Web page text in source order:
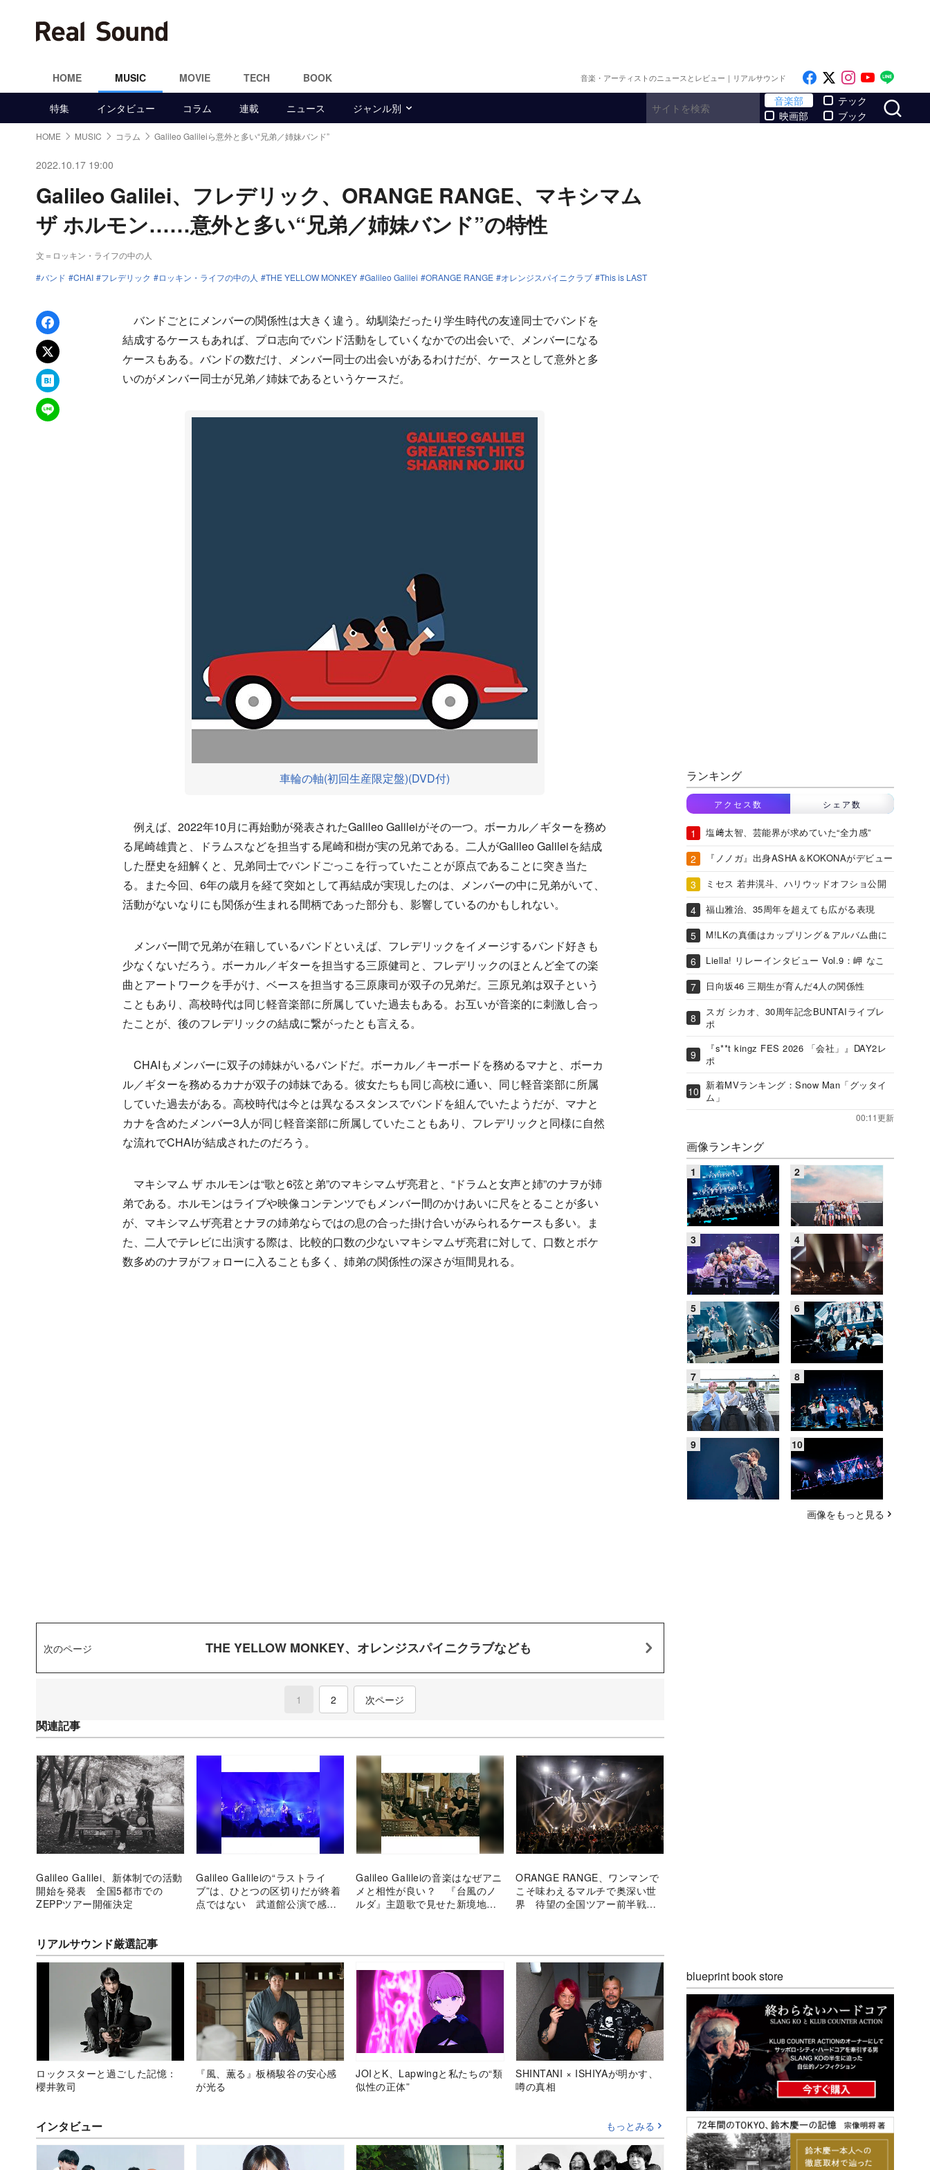
HOME MUSIC MOVIE TECH BOOK 音楽・アーティストのニュースとレビュー｜リアルサウンド Like on Facebook
Follow on x
Follow on
Follow
特集 インタビュー コラム 連載 ニュース ジャンル別
音楽部
映画部
テック
ブック
HOME MUSIC コラム Galileo Galileiら意外と多い“兄弟／姉妹バンド”
2022.10.17 19:00
Galileo Galilei、フレデリック、ORANGE RANGE、マキシマム
ザ ホルモン……意外と多い“兄弟／姉妹バンド”の特性
文＝ロッキン・ライフの中の人
バンド
CHAI フレデリック ロッキン・ライフの中の人 THE YELLOW MONKEY Galileo Galilei ORANGE RANGE オレンジスパイニクラブ This is LAST
Facebookでシェア
xでポスト
はてなブックマーク
LINEで送る
バンドごとにメンバーの関係性は大きく違う。幼馴染だったり学生時代の友達同士でバンドを
結成するケースもあれば、プロ志向でバンド活動をしていくなかでの出会いで、メンバーになる
ケースもある。バンドの数だけ、メンバー同士の出会いがあるわけだが、ケースとして意外と多
いのがメンバー同士が兄弟／姉妹であるというケースだ。
車輪の軸(初回生産限定盤)(DVD付)
例えば、2022年10月に再始動が発表されたGalileo Galileiがその一つ。ボーカル／ギターを務め
る尾崎雄貴と、ドラムスなどを担当する尾崎和樹が実の兄弟である。二人がGalileo Galileiを結成
した歴史を紐解くと、兄弟同士でバンドごっこを行っていたことが原点であることに突き当た
る。また今回、6年の歳月を経て突如として再結成が実現したのは、メンバーの中に兄弟がいて、
活動がないなりにも関係が生まれる間柄であった部分も、影響しているのかもしれない。
メンバー間で兄弟が在籍しているバンドといえば、フレデリックをイメージするバンド好きも
少なくないだろう。ボーカル／ギターを担当する三原健司と、フレデリックのほとんど全ての楽
曲とアートワークを手がけ、ベースを担当する三原康司が双子の兄弟だ。三原兄弟は双子という
こともあり、高校時代は同じ軽音楽部に所属していた過去もある。お互いが音楽的に刺激し合っ
たことが、後のフレデリックの結成に繋がったとも言える。
CHAIもメンバーに双子の姉妹がいるバンドだ。ボーカル／キーボードを務めるマナと、ボーカ
ル／ギターを務めるカナが双子の姉妹である。彼女たちも同じ高校に通い、同じ軽音楽部に所属
していた過去がある。高校時代は今とは異なるスタンスでバンドを組んでいたようだが、マナと
カナを含めたメンバー3人が同じ軽音楽部に所属していたこともあり、フレデリックと同様に自然
な流れでCHAIが結成されたのだろう。
マキシマム ザ ホルモンは“歌と6弦と弟”のマキシマムザ亮君と、“ドラムと女声と姉”のナヲが姉
弟である。ホルモンはライブや映像コンテンツでもメンバー間のかけあいに尺をとることが多い
が、マキシマムザ亮君とナヲの姉弟ならではの息の合った掛け合いがみられるケースも多い。ま
た、二人でテレビに出演する際は、比較的口数の少ないマキシマムザ亮君に対して、口数とボケ
数多めのナヲがフォローに入ることも多く、姉弟の関係性の深さが垣間見れる。
次のページ THE YELLOW MONKEY、オレンジスパイニクラブなども
1 (current)
2 次ページ
関連記事
Galileo Galilei、新体制での活動
開始を発表 全国5都市での
ZEPPツアー開催決定
Galileo Galileiの“ラストライ
ブ”は、ひとつの区切りだが終着
点ではない 武道館公演で感じ
Galileo Galileiの音楽はなぜアニ
メと相性が良い？ 『台風のノ
ルダ』主題歌で見せた新境地を
ORANGE RANGE、ワンマンで
こそ味わえるマルチで奥深い世
界 待望の全国ツアー前半戦、
リアルサウンド厳選記事
ロックスターと過ごした記憶：
櫻井敦司
『風、薫る』板橋駿谷の安心感
が光る
JOIとK、Lapwingと私たちの“類
似性の正体”
SHINTANI × ISHIYAが明かす、
噂の真相
インタビュー もっとみる
ランキング
アクセス数 シェア数
塩﨑太智、芸能界が求めていた“全力感”
『ノノガ』出身ASHA＆KOKONAがデビュー
ミセス 若井滉斗、ハリウッドオフショ公開
福山雅治、35周年を超えても広がる表現
M!LKの真価はカップリング＆アルバム曲に
Liella! リレーインタビュー Vol.9：岬 なこ
日向坂46 三期生が育んだ4人の関係性
スガ シカオ、30周年記念BUNTAIライブレ
ポ
『s**t kingz FES 2026 「会社」』DAY2レ
ポ
新着MVランキング：Snow Man「グッタイ
ム」
00:11更新
画像ランキング
画像をもっと見る
blueprint book store